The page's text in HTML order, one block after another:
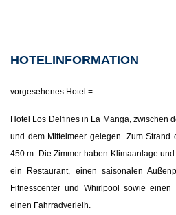
HOTELINFORMATION
vorgesehenes Hotel =
Hotel Los Delfines in La Manga, zwischen
und dem Mittelmeer gelegen. Zum Strand
450 m. Die Zimmer haben Klimaanlage
ein Restaurant, einen saisonalen
Fitnesscenter und Whirlpool sowie
einen Fahrradverleih.